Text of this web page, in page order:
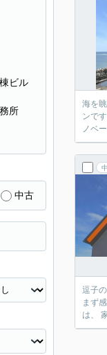
海を眺めながら、
ンです。 バルコニーへ出ると、 目の前には海と富士山。 朝の光、夕暮れ、空の色の変化まで、日常の景色が特別
ノベ
逗子の中でも
まず
ビル
所
中古